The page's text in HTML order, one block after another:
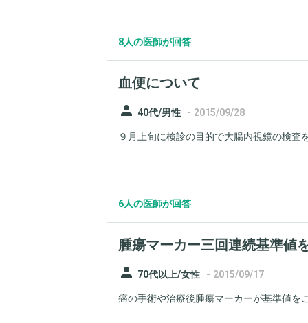
8人の医師が回答
血便について
person 40代/男性 - 2015/09/28
９月上旬に検診の目的で大腸内視鏡の検査
6人の医師が回答
腫瘍マーカー三回連続基準値
person 70代以上/女性 - 2015/09/17
癌の手術や治療後腫瘍マーカーが基準値を